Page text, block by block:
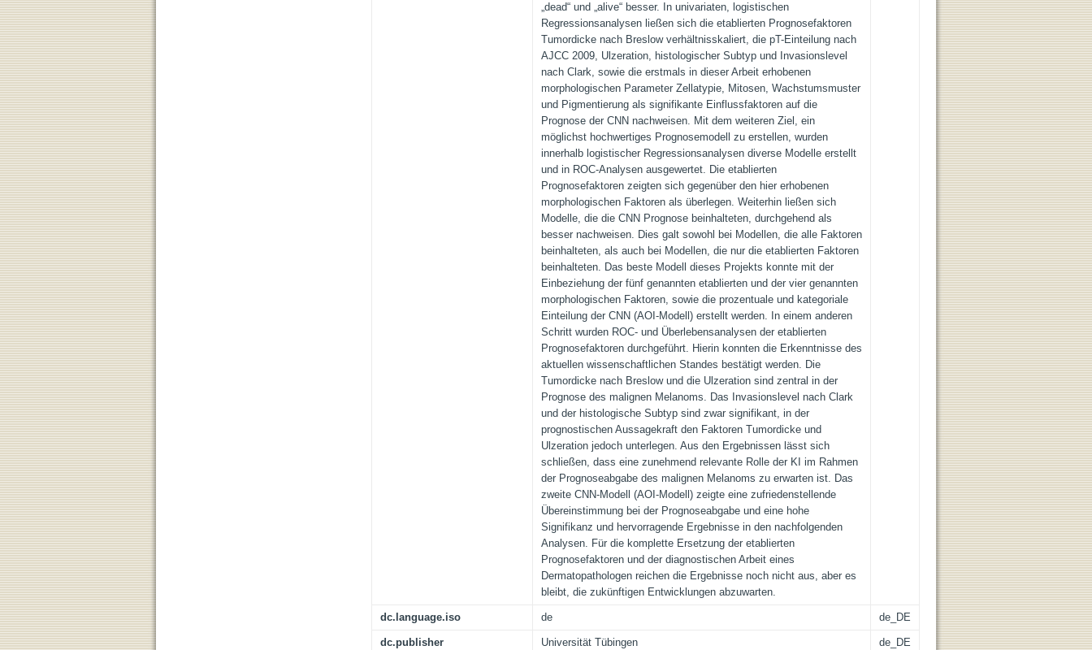
„dead“ und „alive“ besser. In univariaten, logistischen
Regressionsanalysen ließen sich die etablierten Prognosefaktoren
Tumordicke nach Breslow verhältnisskaliert, die pT-Einteilung nach
AJCC 2009, Ulzeration, histologischer Subtyp und Invasionslevel
nach Clark, sowie die erstmals in dieser Arbeit erhobenen
morphologischen Parameter Zellatypie, Mitosen, Wachstumsmuster
und Pigmentierung als signifikante Einflussfaktoren auf die
Prognose der CNN nachweisen. Mit dem weiteren Ziel, ein
möglichst hochwertiges Prognosemodell zu erstellen, wurden
innerhalb logistischer Regressionsanalysen diverse Modelle erstellt
und in ROC-Analysen ausgewertet. Die etablierten
Prognosefaktoren zeigten sich gegenüber den hier erhobenen
morphologischen Faktoren als überlegen. Weiterhin ließen sich
Modelle, die die CNN Prognose beinhalteten, durchgehend als
besser nachweisen. Dies galt sowohl bei Modellen, die alle Faktoren
beinhalteten, als auch bei Modellen, die nur die etablierten Faktoren
beinhalteten. Das beste Modell dieses Projekts konnte mit der
Einbeziehung der fünf genannten etablierten und der vier genannten
morphologischen Faktoren, sowie die prozentuale und kategoriale
Einteilung der CNN (AOI-Modell) erstellt werden. In einem anderen
Schritt wurden ROC- und Überlebensanalysen der etablierten
Prognosefaktoren durchgeführt. Hierin konnten die Erkenntnisse des
aktuellen wissenschaftlichen Standes bestätigt werden. Die
Tumordicke nach Breslow und die Ulzeration sind zentral in der
Prognose des malignen Melanoms. Das Invasionslevel nach Clark
und der histologische Subtyp sind zwar signifikant, in der
prognostischen Aussagekraft den Faktoren Tumordicke und
Ulzeration jedoch unterlegen. Aus den Ergebnissen lässt sich
schließen, dass eine zunehmend relevante Rolle der KI im Rahmen
der Prognoseabgabe des malignen Melanoms zu erwarten ist. Das
zweite CNN-Modell (AOI-Modell) zeigte eine zufriedenstellende
Übereinstimmung bei der Prognoseabgabe und eine hohe
Signifikanz und hervorragende Ergebnisse in den nachfolgenden
Analysen. Für die komplette Ersetzung der etablierten
Prognosefaktoren und der diagnostischen Arbeit eines
Dermatopathologen reichen die Ergebnisse noch nicht aus, aber es
bleibt, die zukünftigen Entwicklungen abzuwarten.
dc.language.iso de de_DE
dc.publisher Universität Tübingen de_DE